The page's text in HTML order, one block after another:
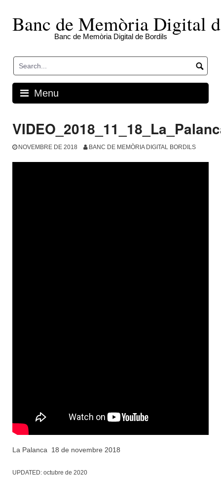
contentBanc de Memòria Digital
Banc de Memòria Digital de Bordils
Menu
NOVEMBRE DE 2018 BANC DE MEMÒRIA DIGITAL BORDILS
La Palanca 18 de novembre 2018
UPDATED: octubre de 2020